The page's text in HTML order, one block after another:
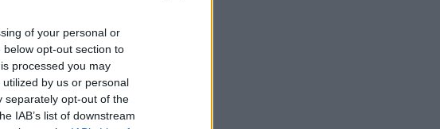
of your personal or
opt-out section to
processed you may
by us or personal
separately opt-out of the
IAB’s list of downstream